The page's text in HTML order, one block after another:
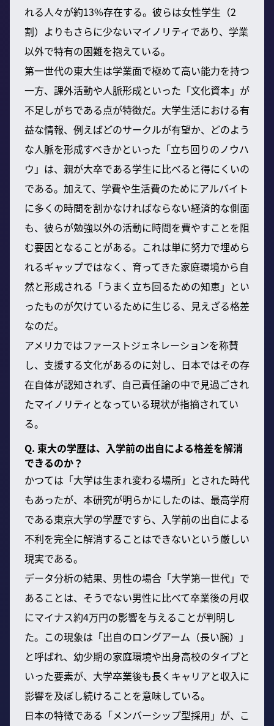
れる人々が約13%存在する。彼らは女性学生（2
割）よりもさらに少ないマイノリティであり、学業
以外で特有の困難を抱えている。
第一世代の東大生は学業面で極めて高い能力を持つ
一方、課外活動や人脈形成といった「文化資本」が
不足しがちである点が特徴だ。大学生活における有
益な情報、例えばどのサークルが有望か、どのよう
な人脈を形成すべきかといった「立ち回りのノウハ
ウ」は、親が大卒である学生に比べると得にくいの
である。加えて、学費や生活費のためにアルバイト
に多くの時間を割かなければならない経済的な側面
も、彼らが勉強以外の活動に時間を費やすことを阻
む要因となることがある。これは単に努力で埋めら
れるギャップではなく、育ってきた家庭環境から自
然と形成される「うまく立ち回るための知恵」とい
ったものが欠けているために生じる、見えざる格差
なのだ。
アメリカではファーストジェネレーションを称賛
し、支援する文化があるのに対し、日本ではその存
在自体が認知されず、自己責任論の中で見過ごされ
たマイノリティとなっている現状が指摘されてい
る。
Q. 東大の学歴は、入学前の出自による格差を解消
できるのか？
かつては「大学は生まれ変わる場所」とされた時代
もあったが、本研究が明らかにしたのは、最高学府
である東京大学の学歴ですら、入学前の出自による
不利を完全に解消することはできないという厳しい
現実である。
データ分析の結果、男性の場合「大学第一世代」で
あることは、そうでない男性に比べて卒業後の月収
にマイナス約4万円の影響を与えることが判明し
た。この現象は「出自のロングアーム（長い腕）」
と呼ばれ、幼少期の家庭環境や出身高校のタイプと
いった要素が、大学卒業後も長くキャリアと収入に
影響を及ぼし続けることを意味している。
日本の特徴である「メンバーシップ型採用」が、こ